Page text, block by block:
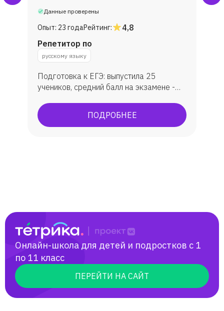
Данные проверены
Опыт: 23 годаРейтинг:
4,8
Репетитор по
русскому языку
Подготовка к ЕГЭ: выпустила 25
учеников, средний балл на экзамене -
учениками, средняя оценка - 4.
Подготовка к олимпиадам:
ПОДРОБНЕЕ
Онлайн-школа для детей и подростков с 1
по 11 класс
ПЕРЕЙТИ НА САЙТ